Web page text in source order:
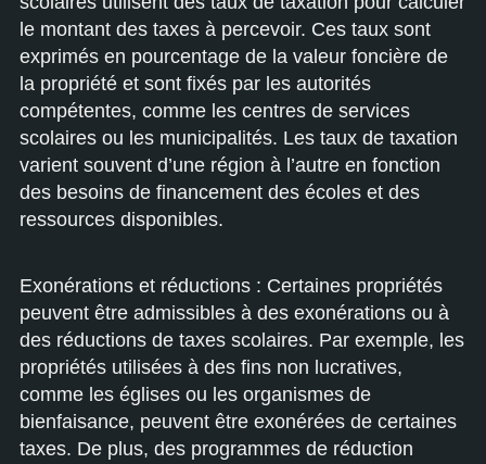
le montant des taxes à percevoir. Ces taux sont
exprimés en pourcentage de la valeur foncière de
la propriété et sont fixés par les autorités
compétentes, comme les centres de services
scolaires ou les municipalités. Les taux de taxation
varient souvent d’une région à l’autre en fonction
des besoins de financement des écoles et des
ressources disponibles.
Exonérations et réductions : Certaines propriétés
peuvent être admissibles à des exonérations ou à
des réductions de taxes scolaires. Par exemple, les
propriétés utilisées à des fins non lucratives,
comme les églises ou les organismes de
bienfaisance, peuvent être exonérées de certaines
taxes. De plus, des programmes de réduction